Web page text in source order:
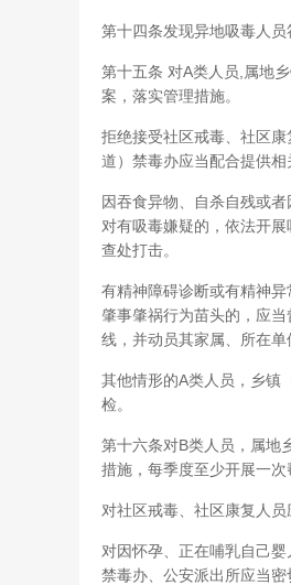
第十四条发现异地吸毒人
第十五条 对A类人员,属地
案，落实管理措施。
拒绝接受社区戒毒、社区
道）禁毒办应当配合提供相
因吞食异物、自杀自残或
对有吸毒嫌疑的，依法开
查处打击。
有精神障碍诊断或有精神
肇事肇祸行为苗头的，应
线，并动员其家属、所在单
其他情形的A类人员，乡镇
检。
第十六条对B类人员，属地
措施，每季度至少开展一次
对社区戒毒、社区康复人员
对因怀孕、正在哺乳自己
禁毒办、公安派出所应当